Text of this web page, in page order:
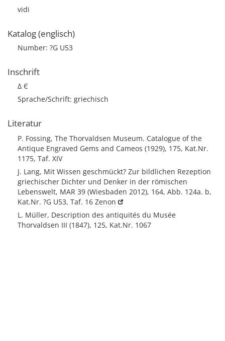
vidi
Katalog (englisch)
Number: ?G U53
Inschrift
Δ Є
Sprache/Schrift: griechisch
Literatur
P. Fossing, The Thorvaldsen Museum. Catalogue of the
Antique Engraved Gems and Cameos (1929), 175, Kat.Nr.
1175, Taf. XIV
J. Lang, Mit Wissen geschmückt? Zur bildlichen Rezeption
griechischer Dichter und Denker in der römischen
Lebenswelt, MAR 39 (Wiesbaden 2012), 164, Abb. 124a. b,
Kat.Nr. ?G U53, Taf. 16 Zenon
L. Müller, Description des antiquités du Musée
Thorvaldsen III (1847), 125, Kat.Nr. 1067